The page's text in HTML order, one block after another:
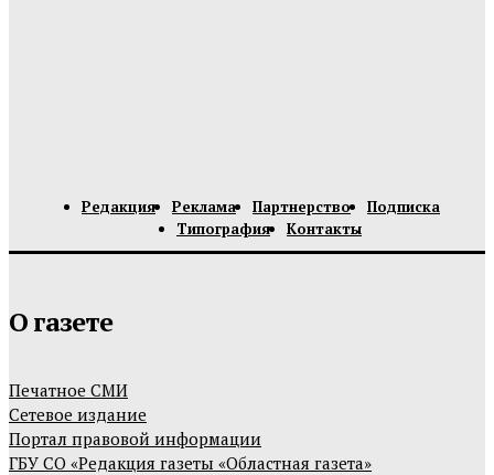
Редакция Реклама Партнерство
Подписка
Типография
Контакты
О газете
Печатное СМИ
Сетевое издание
Портал правовой информации
ГБУ СО «Редакция газеты «Областная газета»